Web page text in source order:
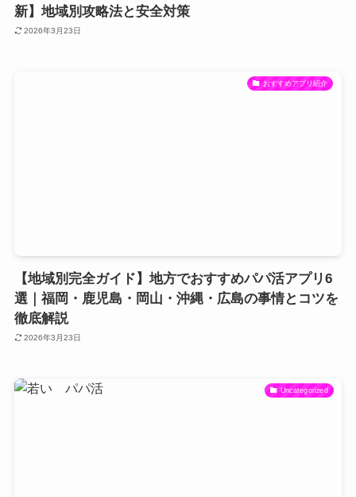
新】地域別攻略法と安全対策
2026年3月23日
おすすめアプリ紹介
【地域別完全ガイド】地方でおすすめパパ活アプリ6
選｜福岡・鹿児島・岡山・沖縄・広島の事情とコツを
徹底解説
2026年3月23日
Uncategorized